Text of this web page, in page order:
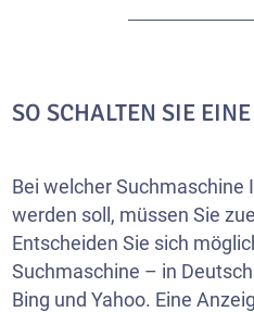
SO SCHALTEN SIE
Bei welcher Suchmaschine
werden soll, müssen Sie
Entscheiden Sie sich
Suchmaschine – in
Bing und Yahoo. Eine